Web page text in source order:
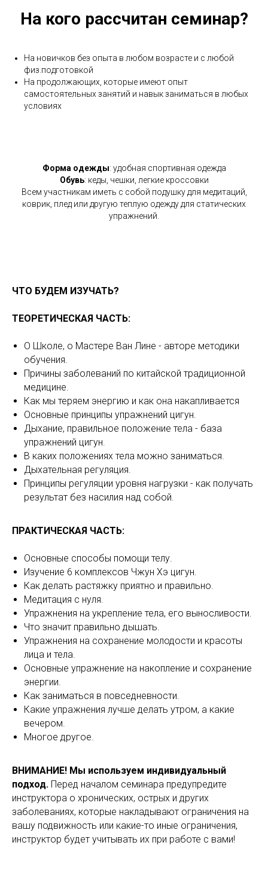
На кого рассчитан семинар?
На новичков без опыта в любом возрасте и с любой
физ.подготовкой
На продолжающих, которые имеют опыт
самостоятельных занятий и навык заниматься в любых
условиях
Форма одежды: удобная спортивная одежда
Обувь: кеды, чешки, легкие кроссовки
Всем участникам иметь с собой подушку для медитаций,
коврик, плед или другую теплую одежду для статических
упражнений.
ЧТО БУДЕМ ИЗУЧАТЬ?
ТЕОРЕТИЧЕСКАЯ ЧАСТЬ:
О Школе, о Мастере Ван Лине - авторе методики
обучения.
Причины заболеваний по китайской традиционной
медицине.
Как мы теряем энергию и как она накапливается
Основные принципы упражнений цигун.
Дыхание, правильное положение тела - база
упражнений цигун.
В каких положениях тела можно заниматься.
Дыхательная регуляция.
Принципы регуляции уровня нагрузки - как получать
результат без насилия над собой.
ПРАКТИЧЕСКАЯ ЧАСТЬ:
Основные способы помощи телу.
Изучение 6 комплексов Чжун Хэ цигун.
Как делать растяжку приятно и правильно.
Медитация с нуля.
Упражнения на укрепление тела, его выносливости.
Что значит правильно дышать.
Упражнения на сохранение молодости и красоты
лица и тела.
Основные упражнение на накопление и сохранение
энергии.
Как заниматься в повседневности.
Какие упражнения лучше делать утром, а какие
вечером.
Многое другое.
ВНИМАНИЕ! Мы используем индивидуальный
подход. Перед началом семинара предупредите
инструктора о хронических, острых и других
заболеваниях, которые накладывают ограничения на
вашу подвижность или какие-то иные ограничения,
инструктор будет учитывать их при работе с вами!